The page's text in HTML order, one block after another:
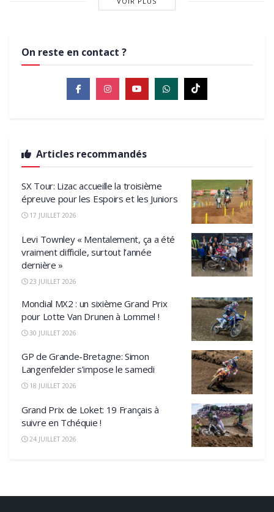
On reste en contact ?
Articles recommandés
SX Tour: Lizac accueille la troisième
épreuve pour les Espoirs et les Juniors
17 JUILLET 2026
Levi Townley « Mentalement, ça a été
vraiment difficile, surtout l’année
dernière »
23 JUILLET 2026
Mondial MX2 : un sixième Grand Prix
pour Lotte Van Drunen à Lommel !
30 JUILLET 2026
GP de Grande-Bretagne: Simon
Langenfelder s’impose le samedi
18 JUILLET 2026
Grand Prix de Loket: 19 Français à
suivre en Tchéquie !
24 JUILLET 2026